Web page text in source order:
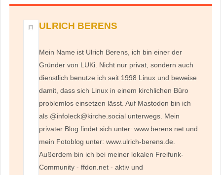
ULRICH BERENS
Mein Name ist Ulrich Berens, ich bin einer der
Gründer von LUKi. Nicht nur privat, sondern auch
dienstlich benutze ich seit 1998 Linux und beweise
damit, dass sich Linux in einem kirchlichen Büro
problemlos einsetzen lässt. Auf Mastodon bin ich
als @infoleck@kirche.social unterwegs. Mein
privater Blog findet sich unter: www.berens.net und
mein Fotoblog unter: www.ulrich-berens.de.
Außerdem bin ich bei meiner lokalen Freifunk-
Community - ffdon.net - aktiv und